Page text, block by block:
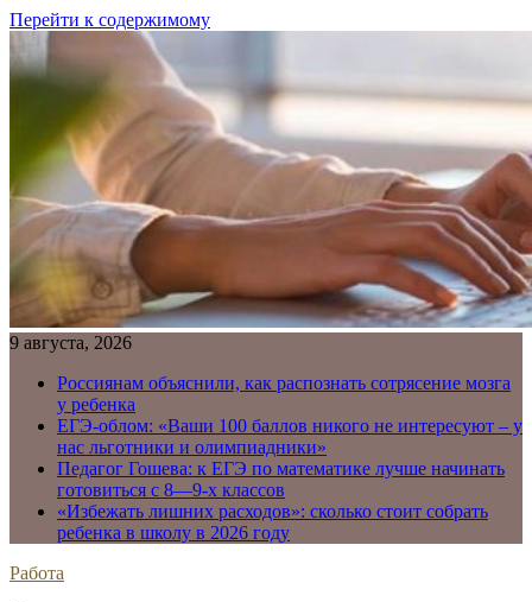
Перейти к содержимому
9 августа, 2026
Россиянам объяснили, как распознать сотрясение мозга
у ребенка
ЕГЭ-облом: «Ваши 100 баллов никого не интересуют – у
нас льготники и олимпиадники»
Педагог Гошева: к ЕГЭ по математике лучше начинать
готовиться с 8—9-х классов
«Избежать лишних расходов»: сколько стоит собрать
ребенка в школу в 2026 году
Работа